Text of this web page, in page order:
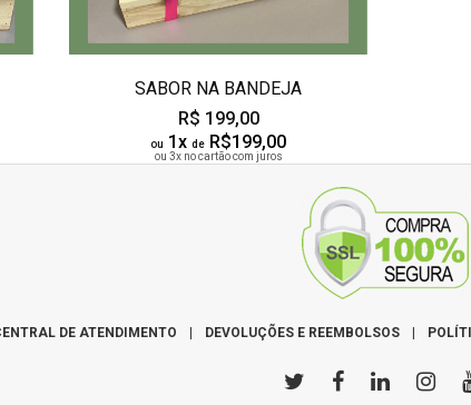
SABOR NA BANDEJA
R$ 199,00
ou 1x de R$199,00
ou 3x no cartão com juros
DE ATENDIMENTO DEVOLUÇÕES E REEMBOLSOS